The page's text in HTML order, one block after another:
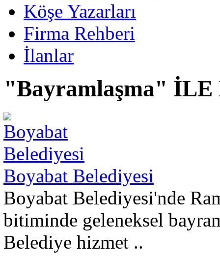
Köşe Yazarları
Firma Rehberi
İlanlar
"Bayramlaşma"
Boyabat Belediyesi
Boyabat Belediyesi'nde
bitiminde geleneksel
Belediye hizmet ..